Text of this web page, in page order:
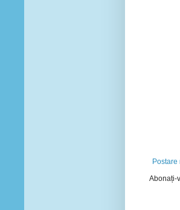
Abonați-